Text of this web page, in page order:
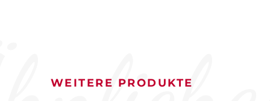
WEITERE PRODUKTE